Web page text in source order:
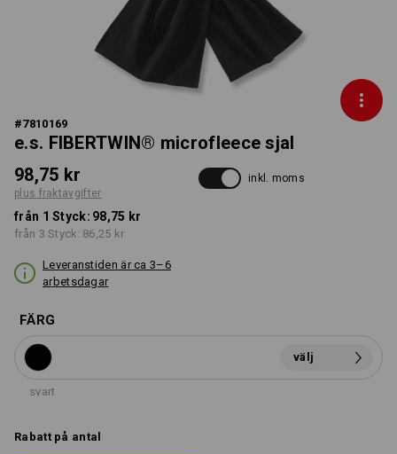
#7810169
e.s. FIBERTWIN® microfleece sjal
98,75 kr
plus fraktavgifter
inkl. moms
från 1 Styck: 98,75 kr
från 3 Styck: 86,25 kr
Leveranstiden är ca 3–6
arbetsdagar
FÄRG
välj
svart
Rabatt på antal